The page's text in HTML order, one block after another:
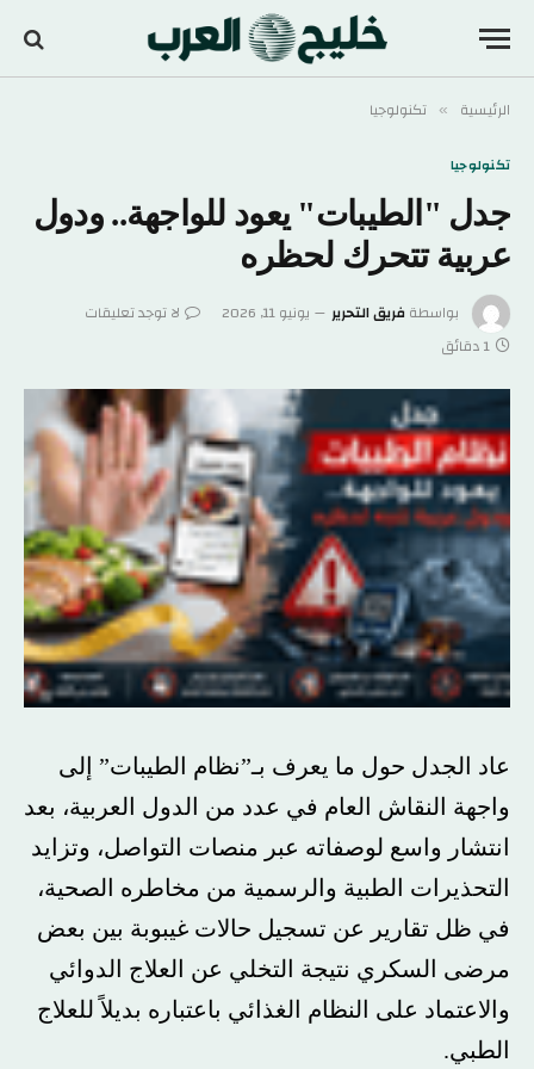
الرئيسية » تكنولوجيا
تكنولوجيا
جدل "الطيبات" يعود للواجهة.. ودول
عربية تتحرك لحظره
بواسطةفريق التحرير يونيو 11, 2026
لا توجد تعليقات
1 دقائق
عاد الجدل حول ما يعرف بـ”نظام الطيبات” إلى
واجهة النقاش العام في عدد من الدول العربية، بعد
انتشار واسع لوصفاته عبر منصات التواصل، وتزايد
التحذيرات الطبية والرسمية من مخاطره الصحية،
في ظل تقارير عن تسجيل حالات غيبوبة بين بعض
مرضى السكري نتيجة التخلي عن العلاج الدوائي
والاعتماد على النظام الغذائي باعتباره بديلاً للعلاج
الطبي.